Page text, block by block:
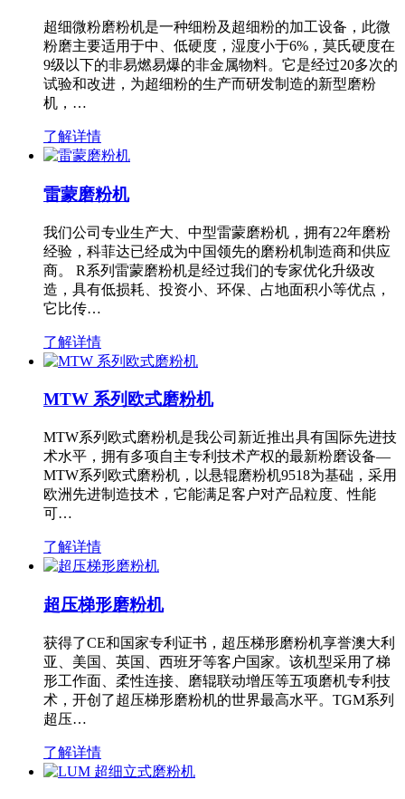
超细微粉磨粉机是一种细粉及超细粉的加工设备，此微
粉磨主要适用于中、低硬度，湿度小于6%，莫氏硬度在
9级以下的非易燃易爆的非金属物料。它是经过20多次的
试验和改进，为超细粉的生产而研发制造的新型磨粉
机，…
了解详情
雷蒙磨粉机
我们公司专业生产大、中型雷蒙磨粉机，拥有22年磨粉
经验，科菲达已经成为中国领先的磨粉机制造商和供应
商。 R系列雷蒙磨粉机是经过我们的专家优化升级改
造，具有低损耗、投资小、环保、占地面积小等优点，
它比传…
了解详情
MTW 系列欧式磨粉机
MTW系列欧式磨粉机是我公司新近推出具有国际先进技
术水平，拥有多项自主专利技术产权的最新粉磨设备—
MTW系列欧式磨粉机，以悬辊磨粉机9518为基础，采用
欧洲先进制造技术，它能满足客户对产品粒度、性能
可…
了解详情
超压梯形磨粉机
获得了CE和国家专利证书，超压梯形磨粉机享誉澳大利
亚、美国、英国、西班牙等客户国家。该机型采用了梯
形工作面、柔性连接、磨辊联动增压等五项磨机专利技
术，开创了超压梯形磨粉机的世界最高水平。TGM系列
超压…
了解详情